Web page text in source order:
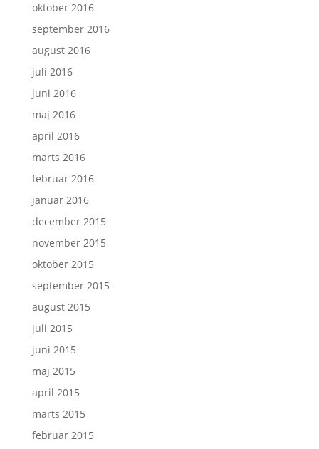
oktober 2016
september 2016
august 2016
juli 2016
juni 2016
maj 2016
april 2016
marts 2016
februar 2016
januar 2016
december 2015
november 2015
oktober 2015
september 2015
august 2015
juli 2015
juni 2015
maj 2015
april 2015
marts 2015
februar 2015